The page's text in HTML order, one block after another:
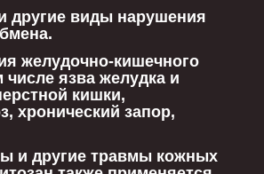
другие виды нарушения
желудочно-кишечного
числе язва желудка и
кишки,
хронический запор,
и другие травмы кожных